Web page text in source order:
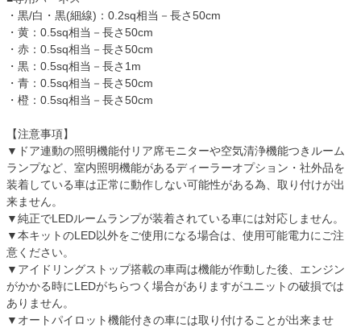
・黒/白・黒(細線)：0.2sq相当－長さ50cm
・黄：0.5sq相当－長さ50cm
・赤：0.5sq相当－長さ50cm
・黒：0.5sq相当－長さ1m
・青：0.5sq相当－長さ50cm
・橙：0.5sq相当－長さ50cm
【注意事項】
▼ドア連動の照明機能付リア席モニターや空気清浄機能つきルーム
ランプなど、室内照明機能があるディーラーオプション・社外品を
装着している車は正常に動作しない可能性がある為、取り付けが出
来ません。
▼純正でLEDルームランプが装着されている車には対応しません。
▼本キットのLED以外をご使用になる場合は、使用可能電力にご注
意ください。
▼アイドリングストップ搭載の車両は機能が作動した後、エンジン
がかかる時にLEDがちらつく場合がありますがユニットの破損では
ありません。
▼オートパイロット機能付きの車には取り付けることが出来ませ